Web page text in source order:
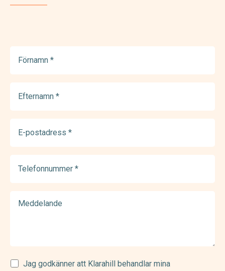
(Required)
(Required)
postadress
(Required)
Samtycke
Jag godkänner att Klarahill behandlar mina